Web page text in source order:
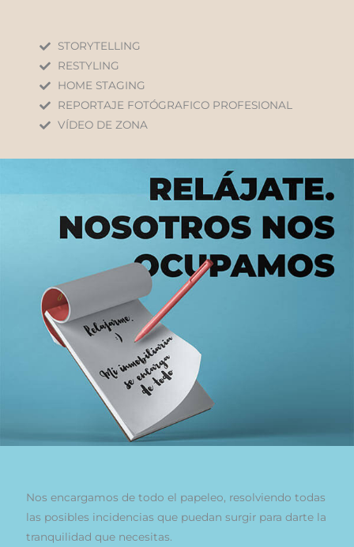
STORYTELLING
RESTYLING
HOME STAGING
REPORTAJE FOTÓGRAFICO PROFESIONAL
VÍDEO DE ZONA
Nos encargamos de todo el papeleo, resolviendo todas
las posibles incidencias que puedan surgir para darte la
tranquilidad que necesitas.